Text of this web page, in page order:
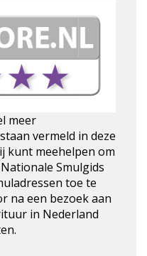
meer
vermeld in deze
kunt meehelpen om
Smulgids
toe te
na een bezoek aan
in Nederland